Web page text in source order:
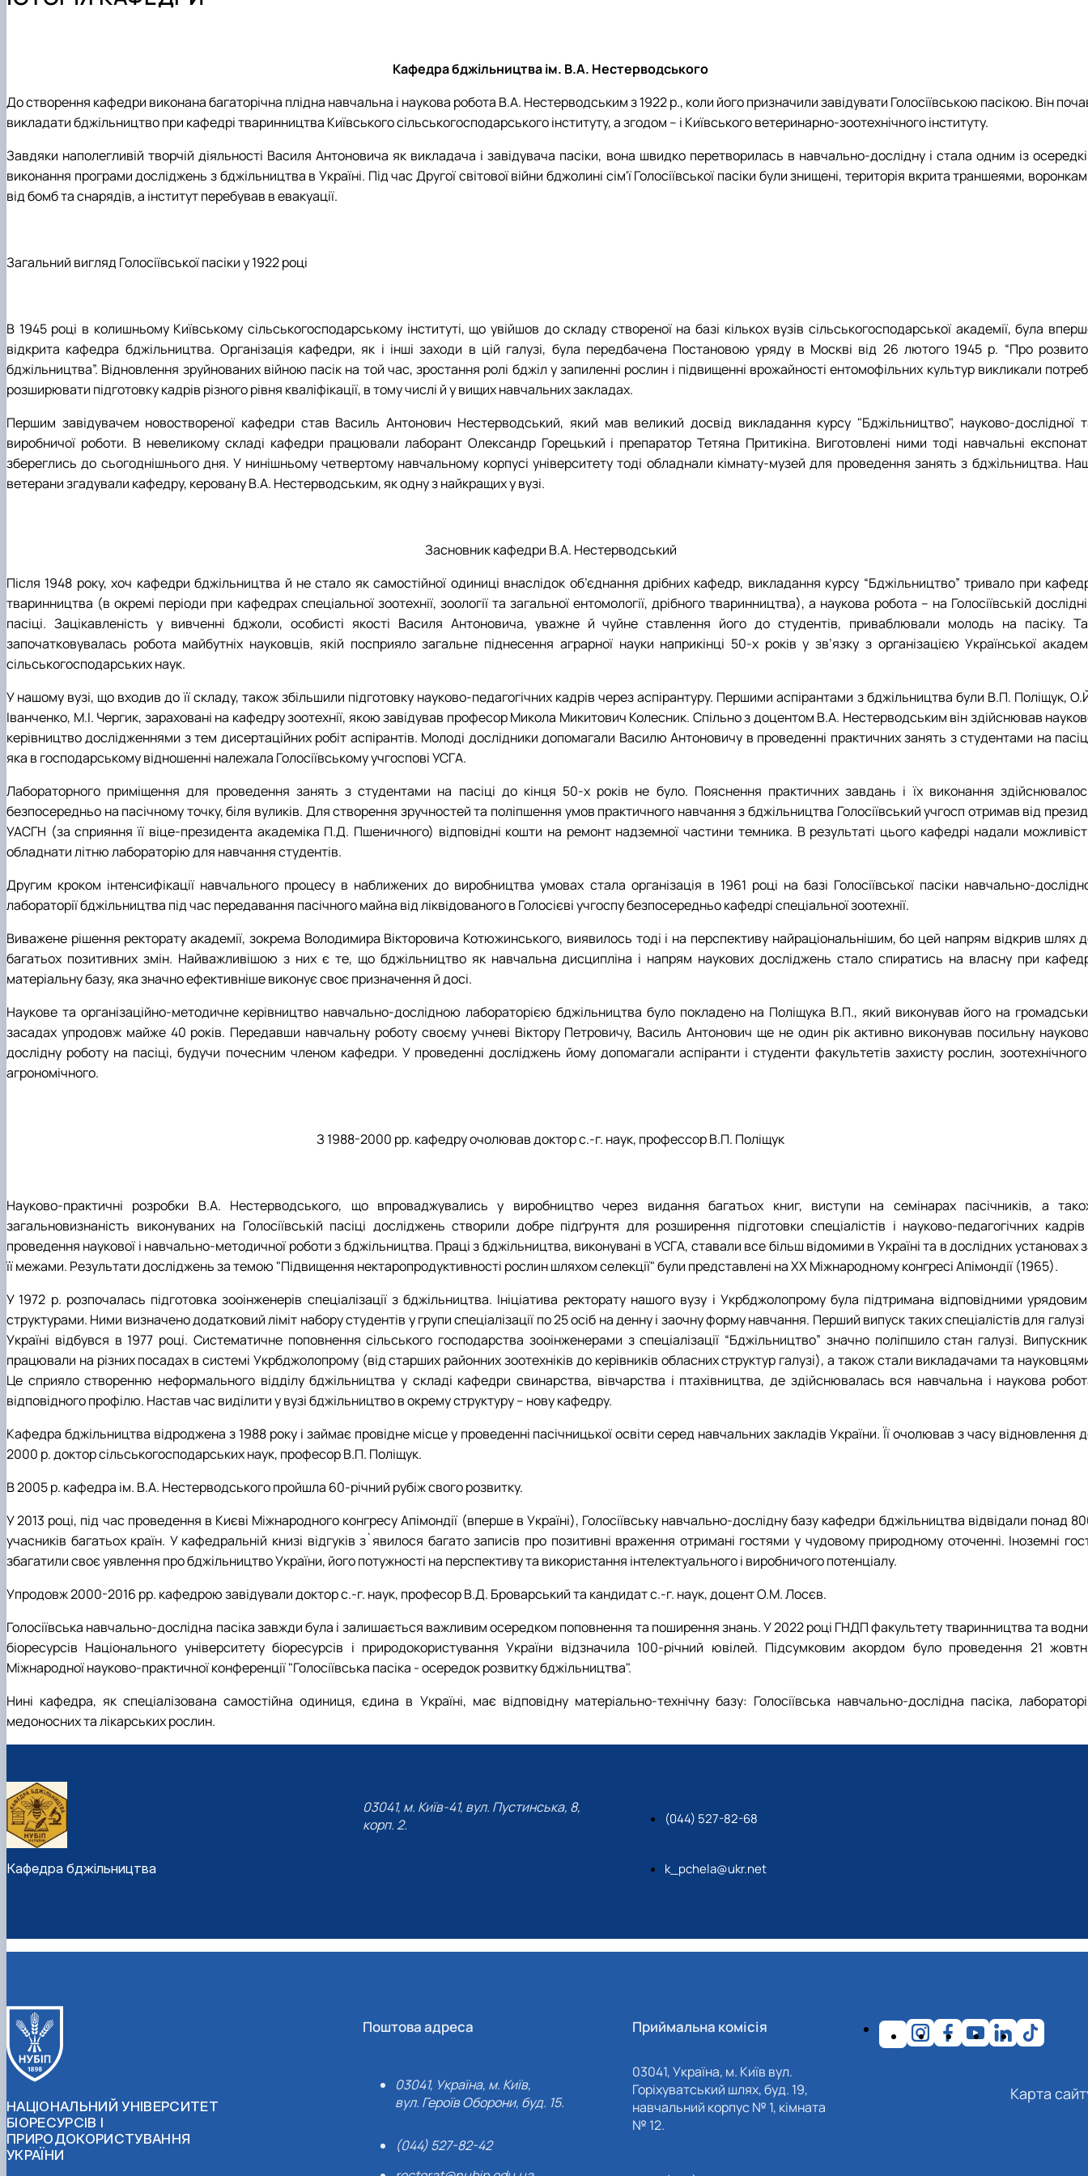
Навчальні лабораторії
Практика студентів
Гурток "Бджільництво"
Кафедра бджільництва ім. В.А. Нестерводського
До створення кафедри виконана багаторічна плідна навчальна і наукова робота В.А. Нестерводським з 1922 р., коли його призначили завідувати Голосіївською пасікою. Він
викладати бджільництво при кафедрі тваринництва Київського сільськогосподарського інституту, а згодом – і Київського ветеринарно-зоотехнічного інституту.
Завдяки наполегливій творчій діяльності Василя Антоновича як викладача і завідувача пасіки, вона швидко перетворилась в навчально-дослідну і стала одним із
виконання програми досліджень з бджільництва в Україні. Під час Другої світової війни бджолині сім'ї Голосіївської пасіки були знищені, територія вкрита траншеями,
від бомб та снарядів, а інститут перебував в евакуації.
Загальний вигляд Голосіївської пасіки у 1922 році
В 1945 році в колишньому Київському сільськогосподарському інституті, що увійшов до складу створеної на базі кількох вузів сільськогосподарської академії, була
відкрита кафедра бджільництва. Організація кафедри, як і інші заходи в цій галузі, була передбачена Постановою уряду в Москві від 26 лютого 1945 р. “Про
бджільництва”. Відновлення зруйнованих війною пасік на той час, зростання ролі бджіл у запиленні рослин і підвищенні врожайності ентомофільних культур викликали
розширювати підготовку кадрів різного рівня кваліфікації, в тому числі й у вищих навчальних закладах.
Першим завідувачем новоствореної кафедри став Василь Антонович Нестерводський, який мав великий досвід викладання курсу "Бджільництво", науково-дослідної
виробничої роботи. В невеликому складі кафедри працювали лаборант Олександр Горецький і препаратор Тетяна Притикіна. Виготовлені ними тоді навчальні
збереглись до сьогоднішнього дня. У нинішньому четвертому навчальному корпусі університету тоді обладнали кімнату-музей для проведення занять з бджільництва.
ветерани згадували кафедру, керовану В.А. Нестерводським, як одну з найкращих у вузі.
Засновник кафедри В.А. Нестерводський
Після 1948 року, хоч кафедри бджільництва й не стало як самостійної одиниці внаслідок об’єднання дрібних кафедр, викладання курсу “Бджільництво” тривало при
тваринництва (в окремі періоди при кафедрах спеціальної зоотехнії, зоології та загальної ентомології, дрібного тваринництва), а наукова робота – на Голосіївській
пасіці. Зацікавленість у вивченні бджоли, особисті якості Василя Антоновича, уважне й чуйне ставлення його до студентів, приваблювали молодь на пасіку.
започатковувалась робота майбутніх науковців, якій посприяло загальне піднесення аграрної науки наприкінці 50-х років у зв’язку з організацією Української
сільськогосподарських наук.
У нашому вузі, що входив до її складу, також збільшили підготовку науково-педагогічних кадрів через аспірантуру. Першими аспірантами з бджільництва були В.П. Поліщук,
Іванченко, М.І. Чергик, зараховані на кафедру зоотехнії, якою завідував професор Микола Микитович Колесник. Спільно з доцентом В.А. Нестерводським він здійснював
керівництво дослідженнями з тем дисертаційних робіт аспірантів. Молоді дослідники допомагали Василю Антоновичу в проведенні практичних занять з студентами на
яка в господарському відношенні належала Голосіївському учгоспові УСГА.
Лабораторного приміщення для проведення занять з студентами на пасіці до кінця 50-х років не було. Пояснення практичних завдань і їх виконання
безпосередньо на пасічному точку, біля вуликів. Для створення зручностей та поліпшення умов практичного навчання з бджільництва Голосіївський учгосп отримав від
УАСГН (за сприяння її віце-президента академіка П.Д. Пшеничного) відповідні кошти на ремонт надземної частини темника. В результаті цього кафедрі надали
обладнати літню лабораторію для навчання студентів.
Другим кроком інтенсифікації навчального процесу в наближених до виробництва умовах стала організація в 1961 році на базі Голосіївської пасіки навчально-
лабораторії бджільництва під час передавання пасічного майна від ліквідованого в Голосієві учгоспу безпосередньо кафедрі спеціальної зоотехнії.
Виважене рішення ректорату академії, зокрема Володимира Вікторовича Котюжинського, виявилось тоді і на перспективу найраціональнішим, бо цей напрям відкрив шлях
багатьох позитивних змін. Найважливішою з них є те, що бджільництво як навчальна дисципліна і напрям наукових досліджень стало спиратись на власну при
матеріальну базу, яка значно ефективніше виконує своє призначення й досі.
Наукове та організаційно-методичне керівництво навчально-дослідною лабораторією бджільництва було покладено на Поліщука В.П., який виконував його на
засадах упродовж майже 40 років. Передавши навчальну роботу своєму учневі Віктору Петровичу, Василь Антонович ще не один рік активно виконував посильну
дослідну роботу на пасіці, будучи почесним членом кафедри. У проведенні досліджень йому допомагали аспіранти і студенти факультетів захисту рослин, зоотехнічного
агрономічного.
З 1988-2000 рр. кафедру очолював доктор с.-г. наук, профессор В.П. Поліщук
Науково-практичні розробки В.А. Нестерводського, що впроваджувались у виробництво через видання багатьох книг, виступи на семінарах пасічників, а
загальновизнаність виконуваних на Голосіївській пасіці досліджень створили добре підґрунтя для розширення підготовки спеціалістів і науково-педагогічних кадрів
проведення наукової і навчально-методичної роботи з бджільництва. Праці з бджільництва, виконувані в УСГА, ставали все більш відомими в Україні та в дослідних установах
її межами. Результати досліджень за темою "Підвищення нектаропродуктивності рослин шляхом селекції" були представлені на ХХ Міжнародному конгресі Апімондії (1965).
У 1972 р. розпочалась підготовка зооінженерів спеціалізації з бджільництва. Ініціатива ректорату нашого вузу і Укрбджолопрому була підтримана відповідними
структурами. Ними визначено додатковий ліміт набору студентів у групи спеціалізації по 25 осіб на денну і заочну форму навчання. Перший випуск таких спеціалістів для галузі
Україні відбувся в 1977 році. Систематичне поповнення сільського господарства зооінженерами з спеціалізації “Бджільництво” значно поліпшило стан галузі.
працювали на різних посадах в системі Укрбджолопрому (від старших районних зоотехніків до керівників обласних структур галузі), а також стали викладачами та
Це сприяло створенню неформального відділу бджільництва у складі кафедри свинарства, вівчарства і птахівництва, де здійснювалась вся навчальна і наукова
відповідного профілю. Настав час виділити у вузі бджільництво в окрему структуру – нову кафедру.
Кафедра бджільництва відроджена з 1988 року і займає провідне місце у проведенні пасічницької освіти серед навчальних закладів України. Її очолював з часу відновлення
2000 р. доктор сільськогосподарських наук, професор В.П. Поліщук.
В 2005 р. кафедра ім. В.А. Нестерводського пройшла 60-річний рубіж свого розвитку.
У 2013 році, під час проведення в Києві Міжнародного конгресу Апімондії (вперше в Україні), Голосіївську навчально-дослідну базу кафедри бджільництва відвідали понад
учасників багатьох країн. У кафедральній книзі відгуків з`явилося багато записів про позитивні враження отримані гостями у чудовому природному оточенні. Іноземні
збагатили своє уявлення про бджільництво України, його потужності на перспективу та використання інтелектуального і виробничого потенціалу.
Упродовж 2000-2016 рр. кафедрою завідували доктор с.-г. наук, професор В.Д. Броварський та кандидат с.-г. наук, доцент О.М. Лосєв.
Голосіївська навчально-дослідна пасіка завжди була і залишається важливим осередком поповнення та поширення знань. У 2022 році ГНДП факультету тваринництва та
біоресурсів Національного університету біоресурсів і природокористування України відзначила 100-річний ювілей. Підсумковим акордом було проведення 21
Міжнародної науково-практичної конференції "Голосіївська пасіка - осередок розвитку бджільництва".
Нині кафедра, як спеціалізована самостійна одиниця, єдина в Україні, має відповідну матеріально-технічну базу: Голосіївська навчально-дослідна пасіка,
медоносних та лікарських рослин.
Кафедра бджільництва
03041, м. Київ-41, вул. Пустинська, 8,
корп. 2.
(044) 527-82-68
k_pchela@ukr.net
НАЦІОНАЛЬНИЙ УНІВЕРСИТЕТ
БІОРЕСУРСІВ І
ПРИРОДОКОРИСТУВАННЯ
УКРАЇНИ
Поштова адреса
03041, Україна, м. Київ,
вул. Героїв Оборони, буд. 15.
(044) 527-82-42
Приймальна комісія
03041, Україна, м. Київ вул.
Горіхуватський шлях, буд. 19,
навчальний корпус № 1, кімната
№ 12.
Карта